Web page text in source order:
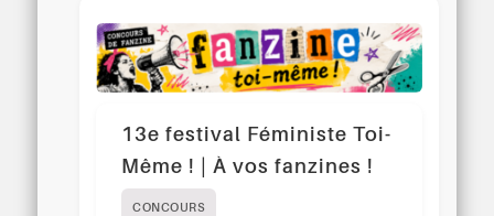
13e festival Féministe Toi-
Même ! | À vos fanzines !
CONCOURS